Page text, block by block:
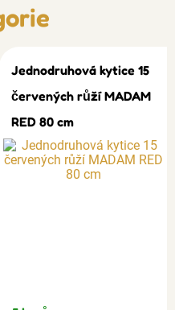
Jednodruhová kytice 15
červených růží MADAM
RED 80 cm